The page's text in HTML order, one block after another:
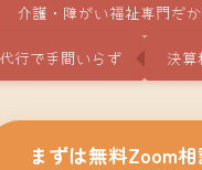
介護・障がい福祉専門だ
行で手間いらず 決
まずは無料Zoom